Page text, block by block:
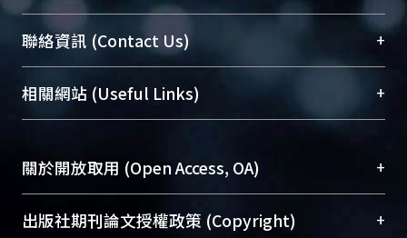
臺大位居世界頂尖大學之列，為永久珍藏及向國際
展現本校豐碩的研究成果及學術能量，圖書館整合
機構典藏（NTUR）與學術庫（AH）不同功能平
台，成為臺大學術典藏NTU scholars。期能整合研
究能量、促進交流合作、保存學術產出、推廣研究
成果。
To permanently archive and promote researcher
profiles and scholarly works, Library integrates the
聯絡資訊 (Contact Us) +
總館學科館員(Main Library)
醫學圖書館學科館員(Medical Library)
Sciences Library)
相關網站 (Useful Links) +
關於開放取用 (Open Access, OA) +
開放取用是從使用者角度提升資訊取用性的社會運
出版社期刊論文授權政策 (Copyright) +